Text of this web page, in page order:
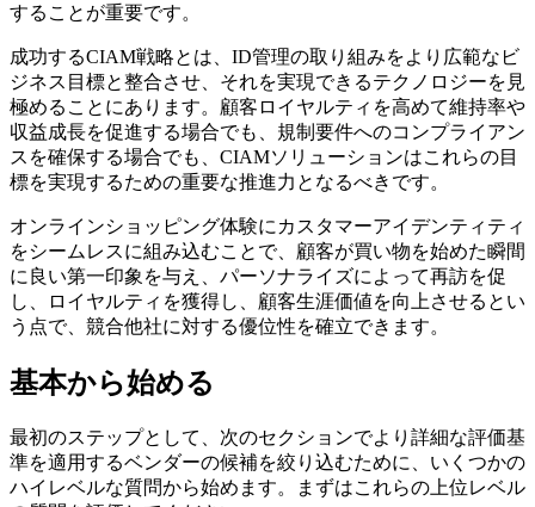
することが重要です。
成功するCIAM戦略とは、ID管理の取り組みをより広範なビ
ジネス目標と整合させ、それを実現できるテクノロジーを見
極めることにあります。顧客ロイヤルティを高めて維持率や
収益成長を促進する場合でも、規制要件へのコンプライアン
スを確保する場合でも、CIAMソリューションはこれらの目
標を実現するための重要な推進力となるべきです。
オンラインショッピング体験にカスタマーアイデンティティ
をシームレスに組み込むことで、顧客が買い物を始めた瞬間
に良い第一印象を与え、パーソナライズによって再訪を促
し、ロイヤルティを獲得し、顧客生涯価値を向上させるとい
う点で、競合他社に対する優位性を確立できます。
基本から始める
最初のステップとして、次のセクションでより詳細な評価基
準を適用するベンダーの候補を絞り込むために、いくつかの
ハイレベルな質問から始めます。まずはこれらの上位レベル